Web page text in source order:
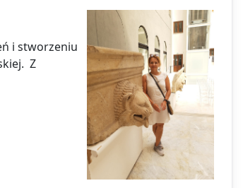
i stworzeniu
Z